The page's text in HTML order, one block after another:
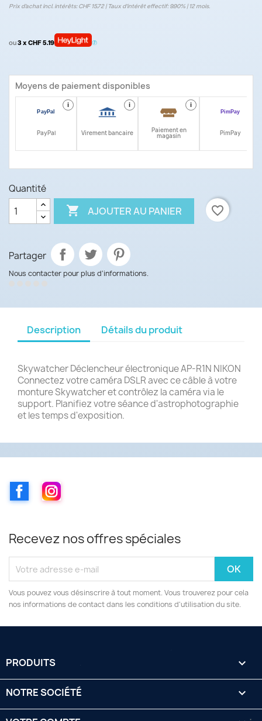
Prix d’achat incl. intérêts: CHF 15.72 | Taux d‘intérêt effectif: 9.90% | 12 mois.
ou3 x CHF 5.19
Moyens de paiement disponibles
i
PayPal
i
Virement bancaire
i
Paiement en
magasin PimPay
Quantité
 AJOUTER AU PANIER favorite_border
Partager
Nous contacter pour plus d’informations.
Description Détails du produit
Skywatcher Déclencheur électronique AP-R1N NIKON
Connectez votre caméra DSLR avec ce câble à votre
monture Skywatcher et contrôlez la caméra via le
support. Planifiez votre séance d'astrophotographie
et les temps d'exposition.
FacebookInstagram
Recevez nos offres spéciales
Vous pouvez vous désinscrire à tout moment. Vous trouverez pour cela
nos informations de contact dans les conditions d'utilisation du site.
PRODUITS 
NOTRE SOCIÉTÉ 